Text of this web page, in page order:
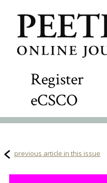
Register
eCSCO
previous article in this issue